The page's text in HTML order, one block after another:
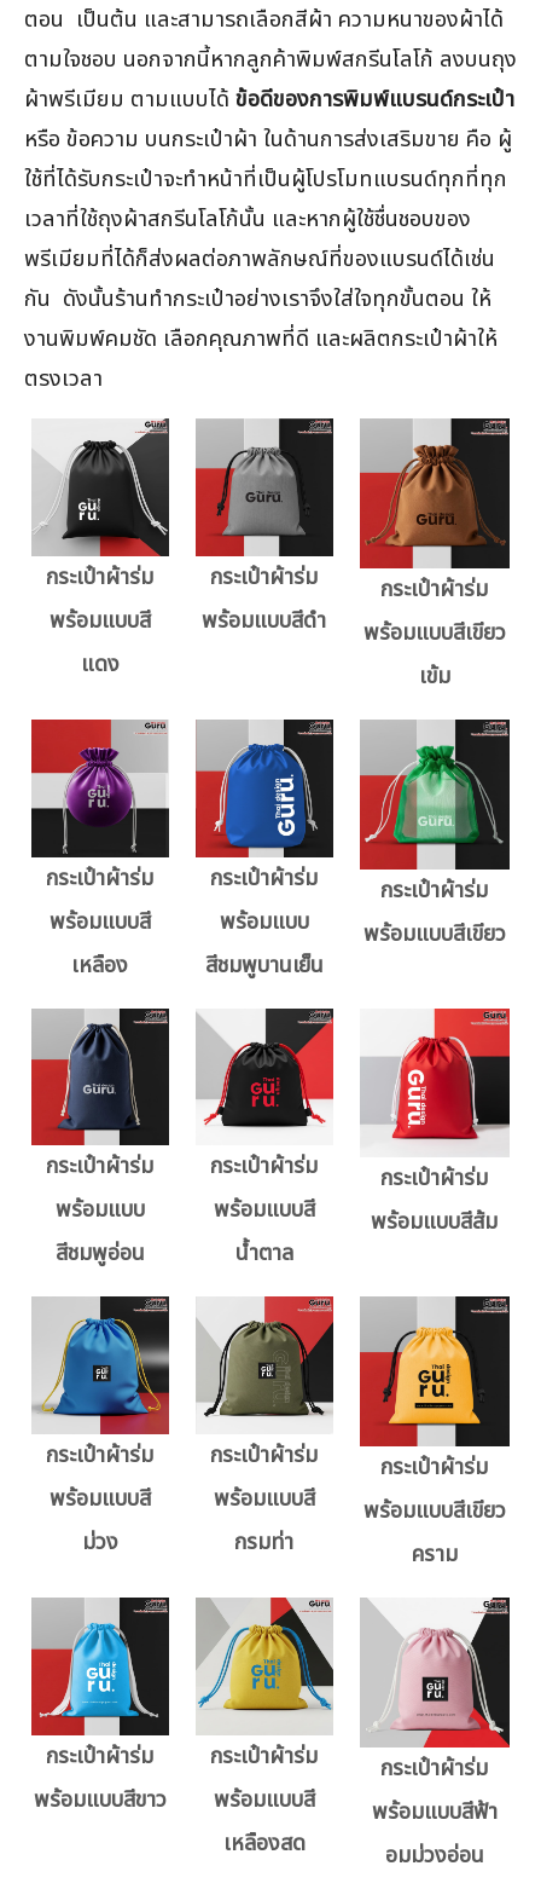
ตอน เป็นต้น และสามารถเลือกสีผ้า ความหนาของผ้าได้
ตามใจชอบ นอกจากนี้หากลูกค้าพิมพ์สกรีนโลโก้ ลงบนถุง
ผ้าพรีเมียม ตามแบบได้ ข้อดีของการพิมพ์แบรนด์กระเป๋า
หรือ ข้อความ บนกระเป๋าผ้า ในด้านการส่งเสริมขาย คือ ผู้
ใช้ที่ได้รับกระเป๋าจะทำหน้าที่เป็นผู้โปรโมทแบรนด์ทุกที่ทุก
เวลาที่ใช้ถุงผ้าสกรีนโลโก้นั้น และหากผู้ใช้ชื่นชอบของ
พรีเมียมที่ได้ก็ส่งผลต่อภาพลักษณ์ที่ของแบรนด์ได้เช่น
กัน ดังนั้นร้านทำกระเป๋าอย่างเราจึงใส่ใจทุกขั้นตอน ให้
งานพิมพ์คมชัด เลือกคุณภาพที่ดี และผลิตกระเป๋าผ้าให้
ตรงเวลา
กระเป๋าผ้าร่ม
พร้อมแบบสี
แดง
กระเป๋าผ้าร่ม
พร้อมแบบสีดำ
กระเป๋าผ้าร่ม
พร้อมแบบสีเขียว
เข้ม
กระเป๋าผ้าร่ม
พร้อมแบบสี
เหลือง
กระเป๋าผ้าร่ม
พร้อมแบบ
สีชมพูบานเย็น
กระเป๋าผ้าร่ม
พร้อมแบบสีเขียว
กระเป๋าผ้าร่ม
พร้อมแบบ
สีชมพูอ่อน
กระเป๋าผ้าร่ม
พร้อมแบบสี
น้ำตาล
กระเป๋าผ้าร่ม
พร้อมแบบสีส้ม
กระเป๋าผ้าร่ม
พร้อมแบบสี
ม่วง
กระเป๋าผ้าร่ม
พร้อมแบบสี
กรมท่า
กระเป๋าผ้าร่ม
พร้อมแบบสีเขียว
คราม
กระเป๋าผ้าร่ม
พร้อมแบบสีขาว
กระเป๋าผ้าร่ม
พร้อมแบบสี
เหลืองสด
กระเป๋าผ้าร่ม
พร้อมแบบสีฟ้า
อมม่วงอ่อน